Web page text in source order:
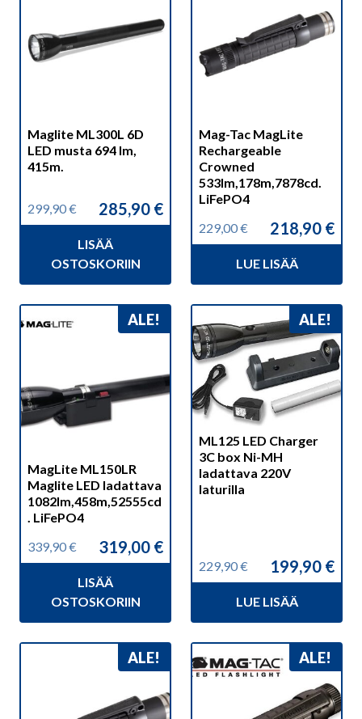
Maglite ML300L 6D
LED musta 694 lm,
415m.
299,90€
Alkuperäinen
299,90 €.
285,90 €
Nykyinen
285,90 €.
LISÄÄ
OSTOSKORIIN
Mag-Tac MagLite
Rechargeable
Crowned
533lm,178m,7878cd.
LiFePO4
229,00€
Alkuperäinen
229,00 €.
218,90 €
Nykyinen
218,90 €.
LUE LISÄÄ
ALE!
MagLite ML150LR
Maglite LED ladattava
1082lm,458m,52555cd
. LiFePO4
339,90€
Alkuperäinen
339,90 €.
319,00 €
Nykyinen
319,00 €.
LISÄÄ
OSTOSKORIIN
ALE!
ML125 LED Charger
3C box Ni-MH
ladattava 220V
laturilla
229,90€
Alkuperäinen
229,90 €.
199,90 €
Nykyinen
199,90 €.
LUE LISÄÄ
ALE! ALE!